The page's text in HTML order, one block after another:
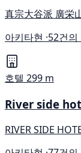
真宗大谷派 廣栄
아키타현 ·52건의
호텔 299 m
River side
RIVER SIDE